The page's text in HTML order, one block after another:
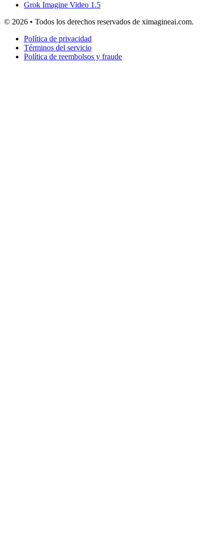
Grok Imagine Video 1.5
© 2026 • Todos los derechos reservados de ximagineai.com.
Política de privacidad
Términos del servicio
Política de reembolsos y fraude